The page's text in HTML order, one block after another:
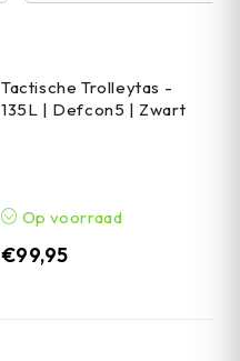
Tactische Trolleytas -
135L | Defcon5 | Zwart
Op voorraad
€99,95